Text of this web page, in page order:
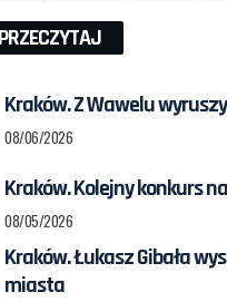
Kraków. Z Wawelu
08/06/2026
Kraków. Kolejny konkurs
08/05/2026
Kraków. Łukasz Gibała
miasta